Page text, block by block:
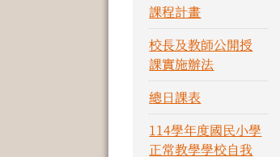
課程計畫
校長及教師公開授
課實施辦法
總日課表
114學年度國民小學
正常教學學校自我